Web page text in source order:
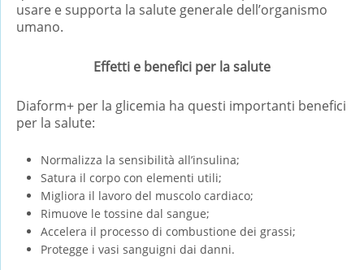
usare e supporta la salute generale dell’organismo
umano.
Effetti e benefici per la salute
Diaform+ per la glicemia ha questi importanti benefici
per la salute:
Normalizza la sensibilità all’insulina;
Satura il corpo con elementi utili;
Migliora il lavoro del muscolo cardiaco;
Rimuove le tossine dal sangue;
Accelera il processo di combustione dei grassi;
Protegge i vasi sanguigni dai danni.